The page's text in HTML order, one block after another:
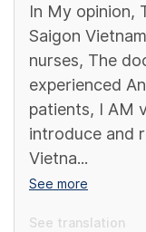
In My opinion,
Saigon
nurses, The
experienced
patients, I AM
introduce and
Vietna...
See more
See translation